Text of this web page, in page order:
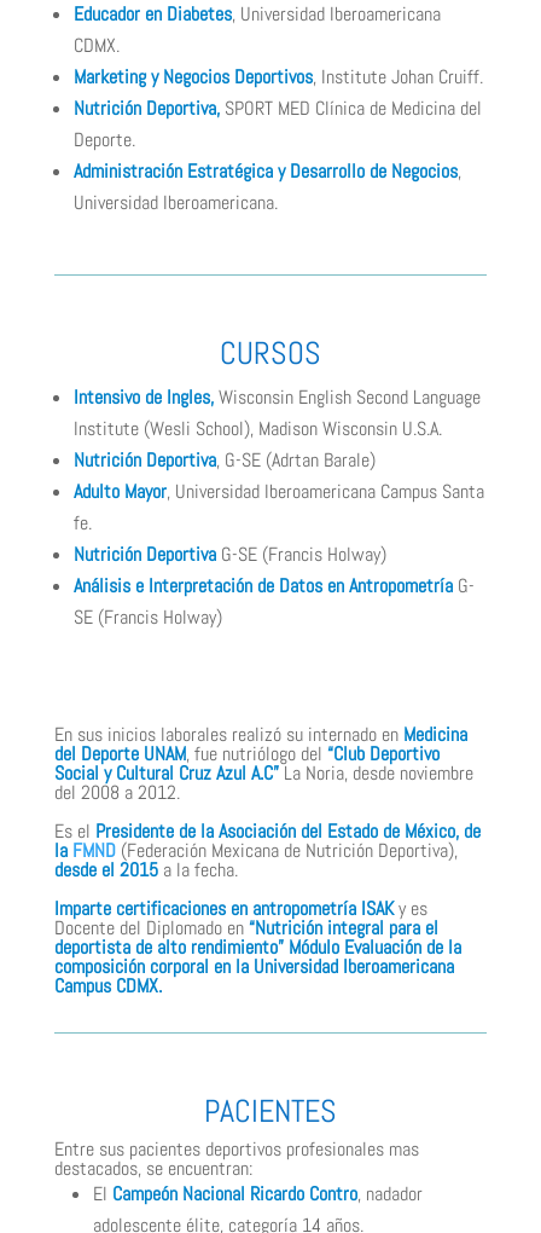
Educador en Diabetes, Universidad Iberoamericana
CDMX.
Marketing y Negocios Deportivos, Institute Johan Cruiff.
Nutrición Deportiva, SPORT MED Clínica de Medicina del
Deporte.
Administración Estratégica y Desarrollo de Negocios,
Universidad Iberoamericana.
CURSOS
Intensivo de Ingles,Wisconsin English Second Language
Institute (Wesli School), Madison Wisconsin U.S.A.
Nutrición Deportiva, G-SE (Adrtan Barale)
Adulto Mayor, Universidad Iberoamericana Campus Santa
fe.
Nutrición DeportivaG-SE (Francis Holway)
Análisis e Interpretación de Datos en Antropometría G-
SE (Francis Holway)
En sus inicios laborales realizó su internado enMedicina
del Deporte UNAM, fue nutriólogo del “Club Deportivo
Social y Cultural Cruz Azul A.C”La Noria, desde noviembre
del 2008 a 2012.
Es el Presidente de la Asociación del Estado de México, de
la FMND(Federación Mexicana de Nutrición Deportiva),
desde el 2015a la fecha.
Imparte certificaciones en antropometría ISAKy es
Docente del Diplomado en“Nutrición integral para el
deportista de alto rendimiento” Módulo Evaluación de la
composición corporal en la Universidad Iberoamericana
Campus CDMX.
PACIENTES
Entre sus pacientes deportivos profesionales mas
destacados, se encuentran:
El Campeón Nacional Ricardo Contro, nadador
adolescente élite, categoría 14 años.